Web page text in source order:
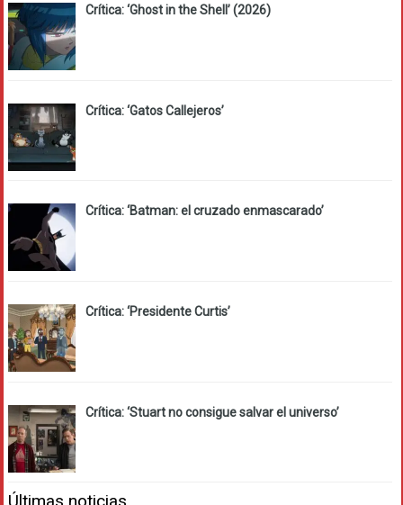
Crítica: ‘Ghost in the Shell’ (2026)
Crítica: ‘Gatos Callejeros’
Crítica: ‘Batman: el cruzado enmascarado’
Crítica: ‘Presidente Curtis’
Crítica: ‘Stuart no consigue salvar el universo’